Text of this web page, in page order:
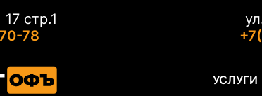
стр.1
78
УСЛУГИ